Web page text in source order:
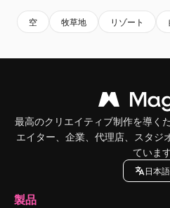
空 牧草地 リゾート
最高のクリエイティブ制作を導く
エイター、企業、代理店、スタジ
ています
日本語
製品